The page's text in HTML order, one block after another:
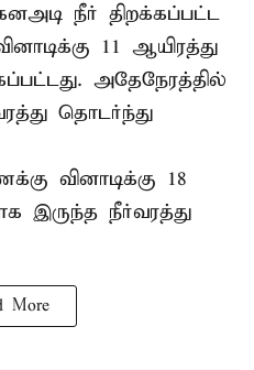
நீர் திறக்கப்பட்ட
11 ஆயிரத்து
அதேநேரத்தில்
தொடர்ந்து
வினாடிக்கு 18
இருந்த நீர்வரத்து
More